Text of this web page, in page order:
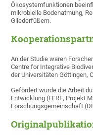
Ökosystemfunktionen
mikrobielle Bodenatmung,
Gliederfüßern.
An der Studie waren
Centre for Integrative
der Universitäten Göttingen,
Gefördert wurde die Arbeit
Entwicklung (EFRE, Projekt
Forschungsgemeinschaft